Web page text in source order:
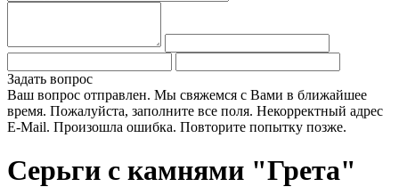
Задать вопрос
Ваш вопрос отправлен. Мы свяжемся с Вами в ближайшее
время. Пожалуйста, заполните все поля. Некорректный адрес
E-Mail. Произошла ошибка. Повторите попытку позже.
Серьги с камнями "Грета"